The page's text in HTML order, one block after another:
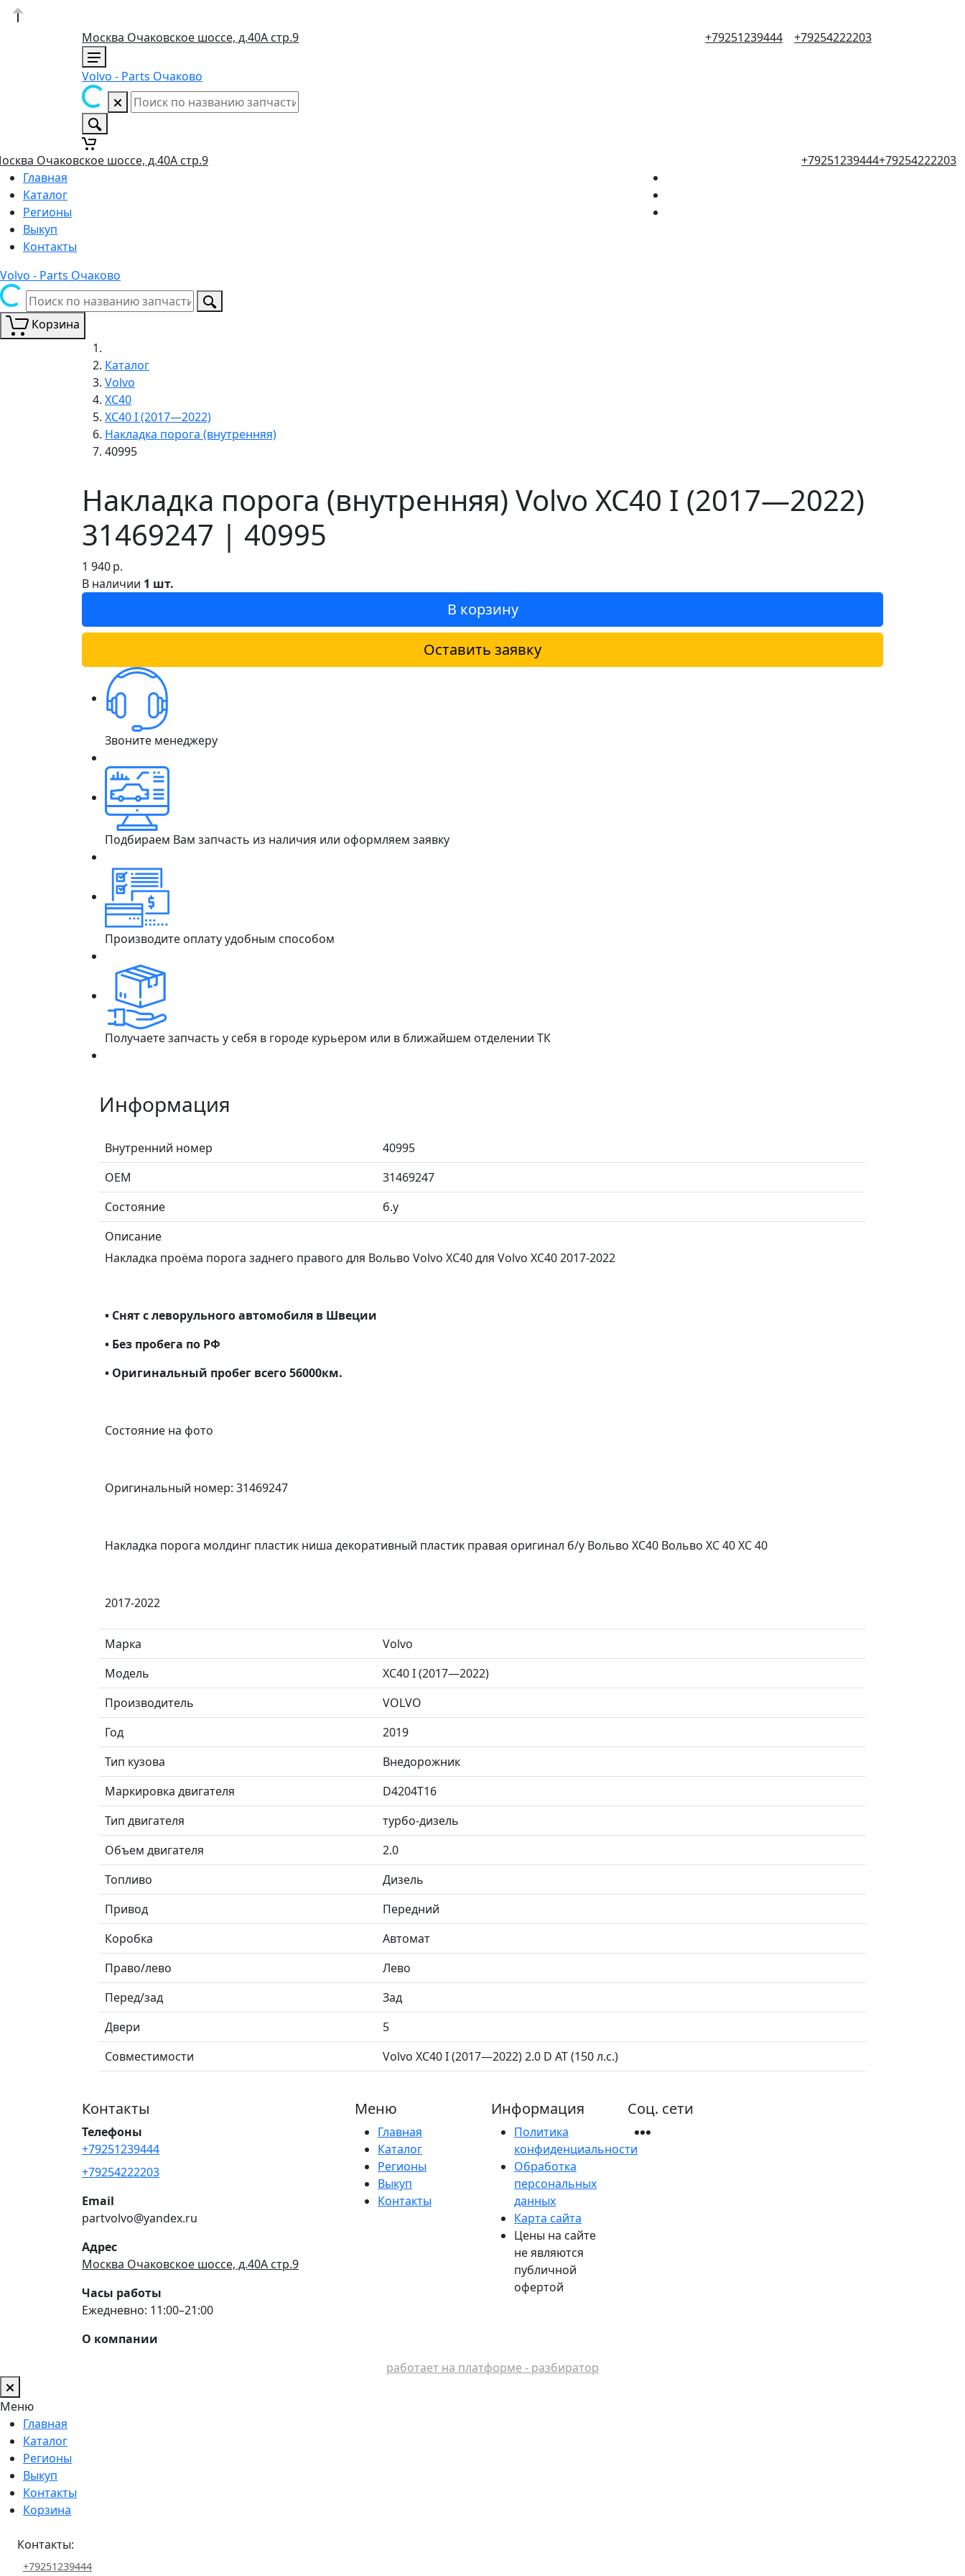
Москва Очаковское шоссе, д.40А стр.9 +79251239444 +79254222203
Volvo - Parts Очаково
Очаковское шоссе, д.40А стр.9 +79251239444+79254222203
Главная
Каталог
Регионы
Выкуп
Контакты
Volvo - Parts Очаково
Корзина
Каталог
Volvo
XC40
XC40 I (2017—2022)
Накладка порога (внутренняя)
40995
Накладка порога (внутренняя) Volvo XC40 I (2017—2022)
31469247 | 40995
1 940р.
В наличии 1 шт.
В корзину
Оставить заявку
Звоните менеджеру
Подбираем Вам запчасть из наличия или оформляем заявку
Производите оплату удобным способом
Получаете запчасть у себя в городе курьером или в ближайшем отделении ТК
Информация
Внутренний номер
40995
ОЕМ
31469247
Состояние
б.у
Описание
Накладка проёма порога заднего правого для Вольво Volvo XC40 для Volvo XC40 2017-2022
• Снят с леворульного автомобиля в Швеции
• Без пробега по РФ
• Оригинальный пробег всего 56000км.
Состояние на фото
Оригинальный номер: 31469247
Накладка порога молдинг пластик ниша декоративный пластик правая оригинал б/у Вольво ХС40 Вольво XC 40 ХС 40
2017-2022
Марка
Volvo
Модель
XC40 I (2017—2022)
Производитель
VOLVO
Год
2019
Тип кузова
Внедорожник
Маркировка двигателя
D4204T16
Тип двигателя
турбо-дизель
Объем двигателя
2.0
Топливо
Дизель
Привод
Передний
Коробка
Автомат
Право/лево
Лево
Перед/зад
Зад
Двери
5
Совместимости
Volvo XC40 I (2017—2022) 2.0 D AT (150 л.с.)
Контакты
Телефоны
+79251239444
+79254222203
Email
partvolvo@yandex.ru
Адрес
Москва Очаковское шоссе, д.40А стр.9
Часы работы
Ежедневно: 11:00–21:00
О компании
Меню
Главная
Каталог
Регионы
Выкуп
Контакты
Информация
Политика
конфиденциальности
Обработка
персональных
данных
Карта сайта
Цены на сайте
не являются
публичной
офертой
Соц. сети
работает на платформе - разбиратор
Меню
Главная
Каталог
Регионы
Выкуп
Контакты
Корзина
Контакты:
+79251239444